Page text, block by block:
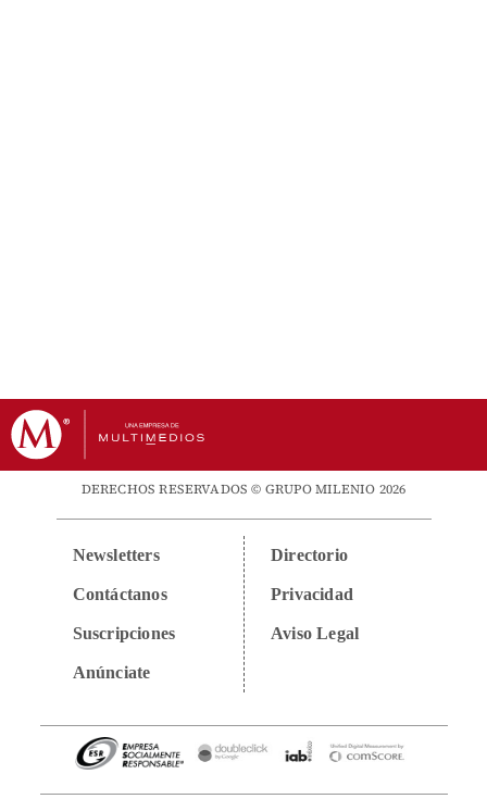
DERECHOS RESERVADOS © GRUPO MILENIO 2026
Newsletters
Contáctanos
Suscripciones
Anúnciate
Directorio
Privacidad
Aviso Legal